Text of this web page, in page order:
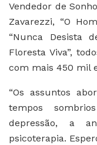
Vendedor de
Zavarezzi, “O
“Nunca Desista
Floresta Viva”,
com mais 450 mil
“Os assuntos
tempos
depressão, a
psicoterapia.